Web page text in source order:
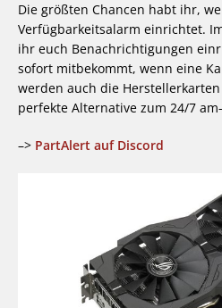
Die größten Chancen habt ihr,
Verfügbarkeitsalarm einrichtet.
ihr euch Benachrichtigungen
sofort mitbekommt, wenn eine
werden auch die
perfekte Alternative zum 24/7
–> PartAlert auf Discord